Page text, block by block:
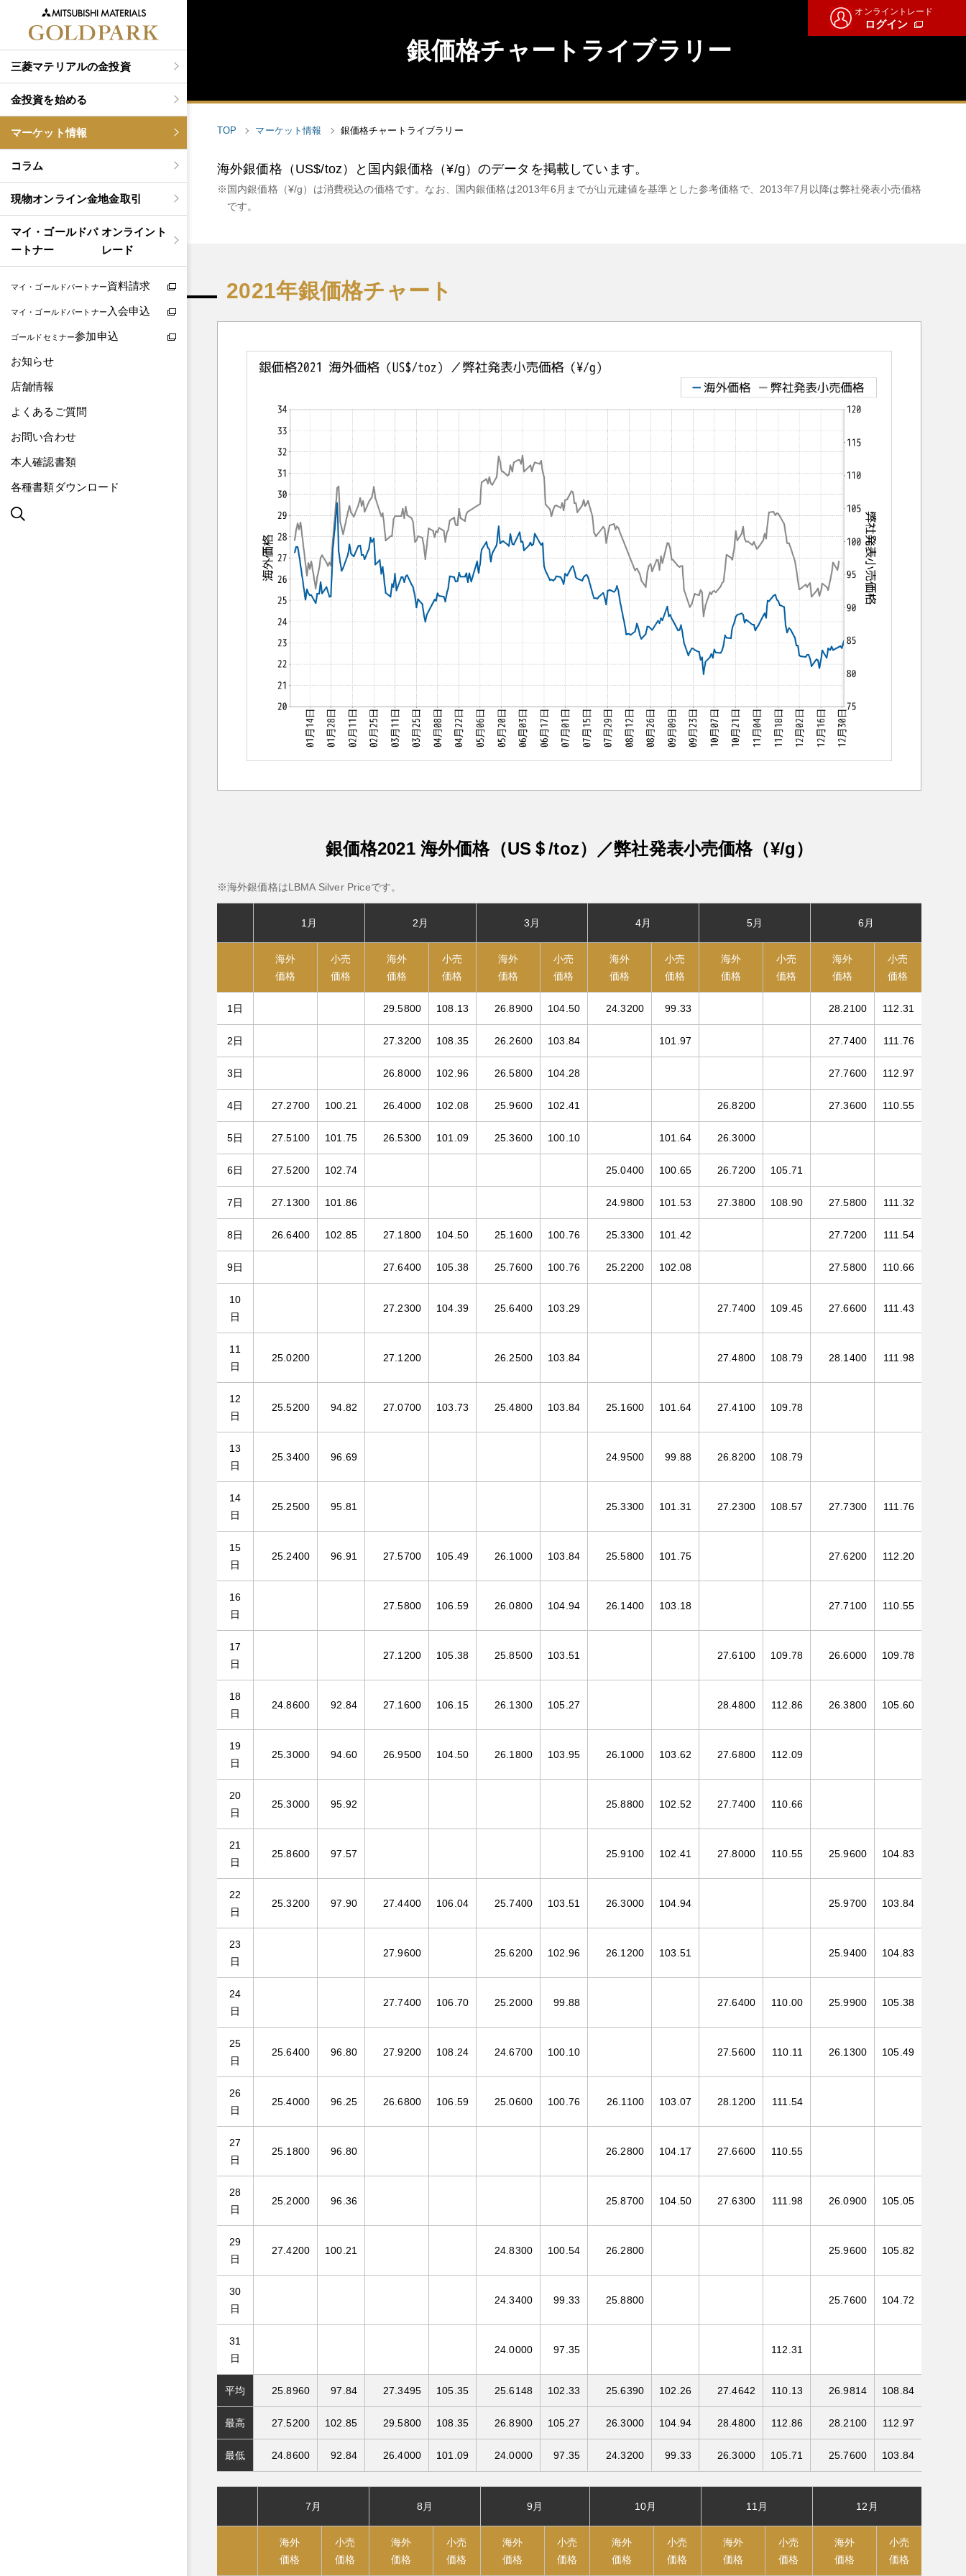
オンライントレード
ログイン
三菱マテリアルの金投資
金投資を始める
マーケット情報
コラム
現物オンライン金地金取引
マイ・ゴールドパ
ートナー
オンライント
レード
マイ・ゴールドパートナー資料請求
マイ・ゴールドパートナー 入会申込
ゴールドセミナー参加申込
お知らせ
店舗情報
よくあるご質問
お問い合わせ
本人確認書類
各種書類ダウンロード
銀価格チャートライブラリー
TOP マーケット情報 銀価格チャートライブラリー
海外銀価格（US$/toz）と国内銀価格（¥/g）のデータを掲載しています。
国内銀価格（¥/g）は消費税込の価格です。なお、国内銀価格は2013年6月までが山元建値を基準とした参考価格で、2013年7月以降は弊社発表小売価格
です。
2021年銀価格チャート
銀価格2021 海外価格（US＄/toz）／弊社発表小売価格（¥/g）
海外銀価格はLBMA Silver Priceです。
1月 2月 3月 4月 5月 6月
海外
価格
小売
価格
海外
価格
小売
価格
海外
価格
小売
価格
海外
価格
小売
価格
海外
価格
小売
価格
海外
価格
小売
価格
1日 29.5800 108.13 26.8900 104.50 24.3200 99.33 28.2100 112.31
2日 27.3200 108.35 26.2600 103.84 101.97 27.7400 111.76
3日 26.8000 102.96 26.5800 104.28 27.7600 112.97
4日 27.2700 100.21 26.4000 102.08 25.9600 102.41 26.8200 27.3600 110.55
5日 27.5100 101.75 26.5300 101.09 25.3600 100.10 101.64 26.3000
6日 27.5200 102.74 25.0400 100.65 26.7200 105.71
7日 27.1300 101.86 24.9800 101.53 27.3800 108.90 27.5800 111.32
8日 26.6400 102.85 27.1800 104.50 25.1600 100.76 25.3300 101.42 27.7200 111.54
9日 27.6400 105.38 25.7600 100.76 25.2200 102.08 27.5800 110.66
10
日
27.2300 104.39 25.6400 103.29 27.7400 109.45 27.6600 111.43
11
日
25.0200 27.1200 26.2500 103.84 27.4800 108.79 28.1400 111.98
12
日
25.5200 94.82 27.0700 103.73 25.4800 103.84 25.1600 101.64 27.4100 109.78
13
日
25.3400 96.69 24.9500 99.88 26.8200 108.79
14
日
25.2500 95.81 25.3300 101.31 27.2300 108.57 27.7300 111.76
15
日
25.2400 96.91 27.5700 105.49 26.1000 103.84 25.5800 101.75 27.6200 112.20
16
日
27.5800 106.59 26.0800 104.94 26.1400 103.18 27.7100 110.55
17
日
27.1200 105.38 25.8500 103.51 27.6100 109.78 26.6000 109.78
18
日
24.8600 92.84 27.1600 106.15 26.1300 105.27 28.4800 112.86 26.3800 105.60
19
日
25.3000 94.60 26.9500 104.50 26.1800 103.95 26.1000 103.62 27.6800 112.09
20
日
25.3000 95.92 25.8800 102.52 27.7400 110.66
21
日
25.8600 97.57 25.9100 102.41 27.8000 110.55 25.9600 104.83
22
日
25.3200 97.90 27.4400 106.04 25.7400 103.51 26.3000 104.94 25.9700 103.84
23
日
27.9600 25.6200 102.96 26.1200 103.51 25.9400 104.83
24
日
27.7400 106.70 25.2000 99.88 27.6400 110.00 25.9900 105.38
25
日
25.6400 96.80 27.9200 108.24 24.6700 100.10 27.5600 110.11 26.1300 105.49
26
日
25.4000 96.25 26.6800 106.59 25.0600 100.76 26.1100 103.07 28.1200 111.54
27
日
25.1800 96.80 26.2800 104.17 27.6600 110.55
28
日
25.2000 96.36 25.8700 104.50 27.6300 111.98 26.0900 105.05
29
日
27.4200 100.21 24.8300 100.54 26.2800 25.9600 105.82
30
日
24.3400 99.33 25.8800 25.7600 104.72
31
日
24.0000 97.35 112.31
平均 25.8960 97.84 27.3495 105.35 25.6148 102.33 25.6390 102.26 27.4642 110.13 26.9814 108.84
最高 27.5200 102.85 29.5800 108.35 26.8900 105.27 26.3000 104.94 28.4800 112.86 28.2100 112.97
最低 24.8600 92.84 26.4000 101.09 24.0000 97.35 24.3200 99.33 26.3000 105.71 25.7600 103.84
7月 8月 9月 10月 11月 12月
海外
価格
小売
価格
海外
価格
小売
価格
海外
価格
小売
価格
海外
価格
小売
価格
海外
価格
小売
価格
海外
価格
小売
価格